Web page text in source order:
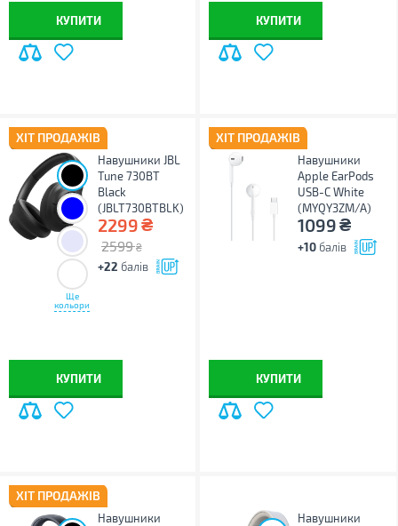
КУПИТИ КУПИТИ
ХІТ ПРОДАЖІВ
Ще
кольори
Навушники JBL
Tune 730BT
Black
(JBLT730BTBLK)
2299₴
2599 ₴
+22 балів
КУПИТИ
ХІТ ПРОДАЖІВ
Навушники
Apple EarPods
USB-C White
(MYQY3ZM/A)
1099₴
+10 балів
КУПИТИ
ХІТ ПРОДАЖІВ
Навушники
Навушники